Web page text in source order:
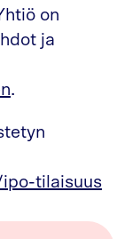
on
ja
.
tilaisuus